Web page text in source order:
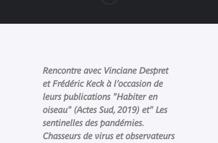
Rencontre avec Vinciane Despret
et Frédéric Keck à l’occasion de
leurs publications "Habiter en
oiseau" (Actes Sud, 2019) et" Les
sentinelles des pandémies.
Chasseurs de virus et observateurs